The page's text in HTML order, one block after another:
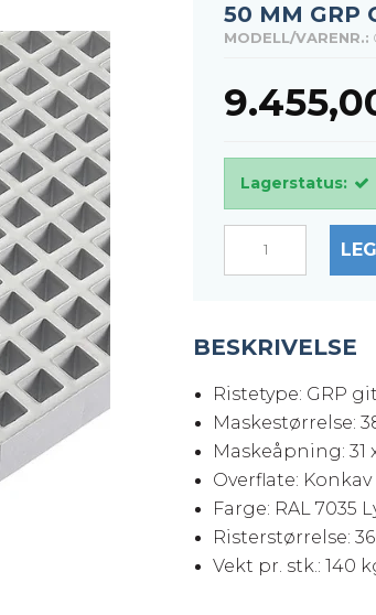
Smijernsmatter
Se alle
GRP
50 MM GRP
MODELL/VARENR.:
Lagerstatus:
BESKRIVELSE
Ristetype: GRP
Maskestørrelse:
Maskeåpning: 31
Overflate: Konkav
Farge: RAL 7035
Risterstørrelse:
Vekt pr. stk.: 140